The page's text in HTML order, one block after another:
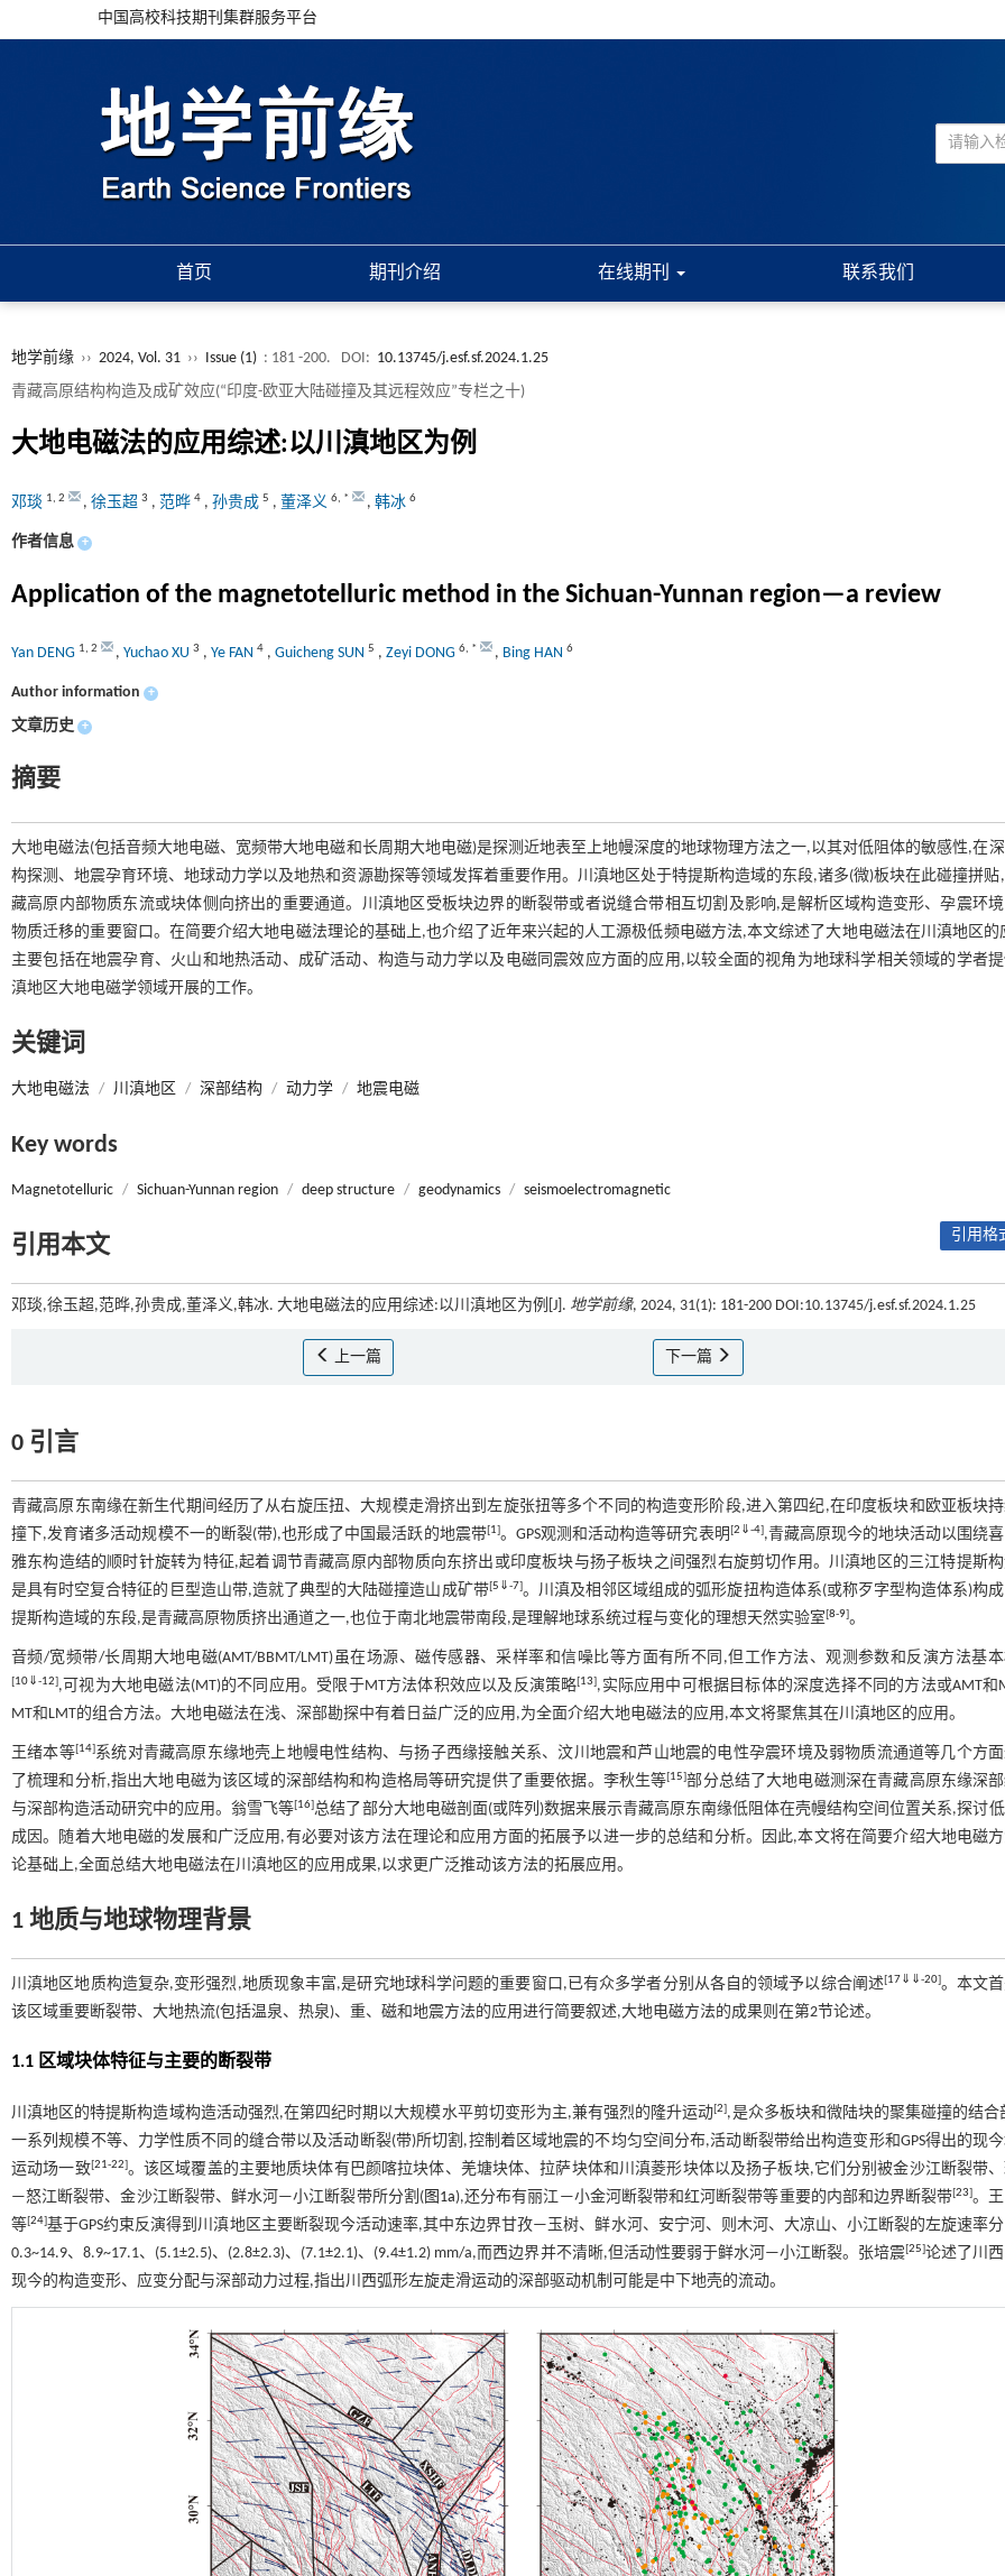
中国高校科技期刊集群服务平台
首页 期刊介绍 在线期刊 联系我们
地学前缘 ›› 2024, Vol. 31 ›› Issue (1) : 181 -200. DOI: 10.13745/j.esf.sf.2024.1.25
青藏高原结构构造及成矿效应(“印度-欧亚大陆碰撞及其远程效应”专栏之十)
大地电磁法的应用综述:以川滇地区为例
邓琰 1, 2 , 徐玉超 3 , 范晔 4 , 孙贵成 5 , 董泽义 6, * , 韩冰 6
作者信息 +
Application of the magnetotelluric method in the Sichuan-Yunnan region—a review
Yan DENG 1, 2 , Yuchao XU 3 , Ye FAN 4 , Guicheng SUN 5 , Zeyi DONG 6, * , Bing HAN 6
Author information +
文章历史 +
摘要
大地电磁法(包括音频大地电磁、宽频带大地电磁和长周期大地电磁)是探测近地表至上地幔深度的地球物理方法之一,以其对低阻体的敏感性,在
构探测、地震孕育环境、地球动力学以及地热和资源勘探等领域发挥着重要作用。川滇地区处于特提斯构造域的东段,诸多(微)板块在此碰撞拼贴
藏高原内部物质东流或块体侧向挤出的重要通道。川滇地区受板块边界的断裂带或者说缝合带相互切割及影响,是解析区域构造变形、孕震环
物质迁移的重要窗口。在简要介绍大地电磁法理论的基础上,也介绍了近年来兴起的人工源极低频电磁方法,本文综述了大地电磁法在川滇地区的
主要包括在地震孕育、火山和地热活动、成矿活动、构造与动力学以及电磁同震效应方面的应用,以较全面的视角为地球科学相关领域的学者提
滇地区大地电磁学领域开展的工作。
关键词
大地电磁法 / 川滇地区 / 深部结构 / 动力学 / 地震电磁
Key words
Magnetotelluric / Sichuan-Yunnan region / deep structure / geodynamics / seismoelectromagnetic
引用本文 引用格
邓琰,徐玉超,范晔,孙贵成,董泽义,韩冰. 大地电磁法的应用综述:以川滇地区为例[J]. 地学前缘, 2024, 31(1): 181-200 DOI:10.13745/j.esf.sf.2024.1.25
上一篇 下一篇
0 引言
青藏高原东南缘在新生代期间经历了从右旋压扭、大规模走滑挤出到左旋张扭等多个不同的构造变形阶段,进入第四纪,在印度板块和欧亚板块
撞下,发育诸多活动规模不一的断裂(带),也形成了中国最活跃的地震带[1]。GPS观测和活动构造等研究表明 [2 ⇓-4],青藏高原现今的地块活动以围绕
雅东构造结的顺时针旋转为特征,起着调节青藏高原内部物质向东挤出或印度板块与扬子板块之间强烈右旋剪切作用。川滇地区的三江特提斯
是具有时空复合特征的巨型造山带,造就了典型的大陆碰撞造山成矿带[5 ⇓-7]。川滇及相邻区域组成的弧形旋扭构造体系(或称歹字型构造体系)构
提斯构造域的东段,是青藏高原物质挤出通道之一,也位于南北地震带南段,是理解地球系统过程与变化的理想天然实验室[8-9]。
音频/宽频带/长周期大地电磁(AMT/BBMT/LMT)虽在场源、磁传感器、采样率和信噪比等方面有所不同,但工作方法、观测参数和反演方法基本
[10⇓-12],可视为大地电磁法(MT)的不同应用。受限于MT方法体积效应以及反演策略[13],实际应用中可根据目标体的深度选择不同的方法或AMT和
MT和LMT的组合方法。大地电磁法在浅、深部勘探中有着日益广泛的应用,为全面介绍大地电磁法的应用,本文将聚焦其在川滇地区的应用。
王绪本等[14]系统对青藏高原东缘地壳上地幔电性结构、与扬子西缘接触关系、汶川地震和芦山地震的电性孕震环境及弱物质流通道等几个方
了梳理和分析,指出大地电磁为该区域的深部结构和构造格局等研究提供了重要依据。李秋生等[15]部分总结了大地电磁测深在青藏高原东缘深
与深部构造活动研究中的应用。翁雪飞等[16]总结了部分大地电磁剖面(或阵列)数据来展示青藏高原东南缘低阻体在壳幔结构空间位置关系,探讨
成因。随着大地电磁的发展和广泛应用,有必要对该方法在理论和应用方面的拓展予以进一步的总结和分析。因此,本文将在简要介绍大地电磁
论基础上,全面总结大地电磁法在川滇地区的应用成果,以求更广泛推动该方法的拓展应用。
1 地质与地球物理背景
川滇地区地质构造复杂,变形强烈,地质现象丰富,是研究地球科学问题的重要窗口,已有众多学者分别从各自的领域予以综合阐述[17⇓ ⇓-20]。本文
该区域重要断裂带、大地热流(包括温泉、热泉)、重、磁和地震方法的应用进行简要叙述,大地电磁方法的成果则在第2节论述。
1.1 区域块体特征与主要的断裂带
川滇地区的特提斯构造域构造活动强烈,在第四纪时期以大规模水平剪切变形为主,兼有强烈的隆升运动[2],是众多板块和微陆块的聚集碰撞的结合
一系列规模不等、力学性质不同的缝合带以及活动断裂(带)所切割,控制着区域地震的不均匀空间分布,活动断裂带给出构造变形和GPS得出的现
运动场一致[21-22]。该区域覆盖的主要地质块体有巴颜喀拉块体、羌塘块体、拉萨块体和川滇菱形块体以及扬子板块,它们分别被金沙江断裂带
—怒江断裂带、金沙江断裂带、鲜水河—小江断裂带所分割(图1a),还分布有丽江—小金河断裂带和红河断裂带等重要的内部和边界断裂带[23]。
等[24]基于GPS约束反演得到川滇地区主要断裂现今活动速率,其中东边界甘孜—玉树、鲜水河、安宁河、则木河、大凉山、小江断裂的左旋速率
0.3~14.9、8.9~17.1、(5.1±2.5)、(2.8±2.3)、(7.1±2.1)、(9.4±1.2) mm/a,而西边界并不清晰,但活动性要弱于鲜水河—小江断裂。张培震[25]论述了川
现今的构造变形、应变分配与深部动力过程,指出川西弧形左旋走滑运动的深部驱动机制可能是中下地壳的流动。